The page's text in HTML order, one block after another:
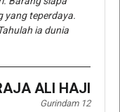
yang teperdaya.
ia dunia
ALI HAJI
Gurindam 12